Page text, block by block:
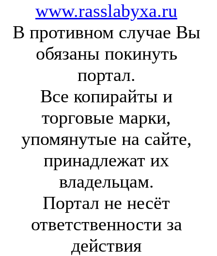
www.rasslabyxa.ru
В противном случае Вы
обязаны покинуть
портал.
Все копирайты и
торговые марки,
упомянутые на сайте,
принадлежат их
владельцам.
Портал не несёт
ответственности за
действия